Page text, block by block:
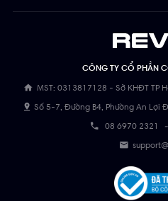
CÔNG TY CỔ PHẦN
MST: 0313817128 - Sở KHĐT TP
Số 5-7, Đường B4, Phường An Lợi
08 6970 2321 -